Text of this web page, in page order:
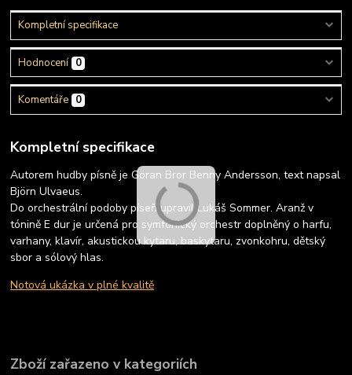
Kompletní specifikace
Hodnocení 0
Komentáře 0
Kompletní specifikace
Autorem hudby písně je Göran Bror Benny Andersson, text napsal
Björn Ulvaeus.
Do orchestrální podoby píseň upravil Lukáš Sommer. Aranž v
tónině E dur je určená pro symfonický orchestr doplněný o harfu,
varhany, klavír, akustickou kytaru, baskytaru, zvonkohru, dětský
sbor a sólový hlas.
Notová ukázka v plné kvalitě
Zboží zařazeno v kategoriích